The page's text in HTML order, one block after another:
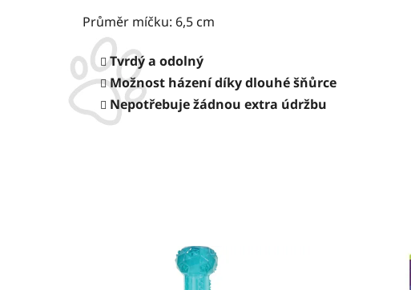
Průměr míčku: 6,5 cm
Tvrdý a odolný
Možnost házení díky dlouhé šňůrce
Nepotřebuje žádnou extra údržbu